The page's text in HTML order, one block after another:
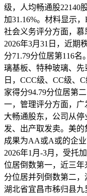
级，人均畅通股22140
加31.16%。材料显示
社会义务评分方面，慕
2026年3月31日，近期
分71.79分位居第116
璃基板、特种玻璃、先
日，CCC级、CC级、
家得分94.79分位居第
一，管理评分方面，广
大畅通股东，公司从
发、出产取发卖。美的
成果为AA或A或的企业
2026年1月-3月，受托
位居倒数第一，近三年
分位居并列倒数第二
湖北省宜昌市秭归县